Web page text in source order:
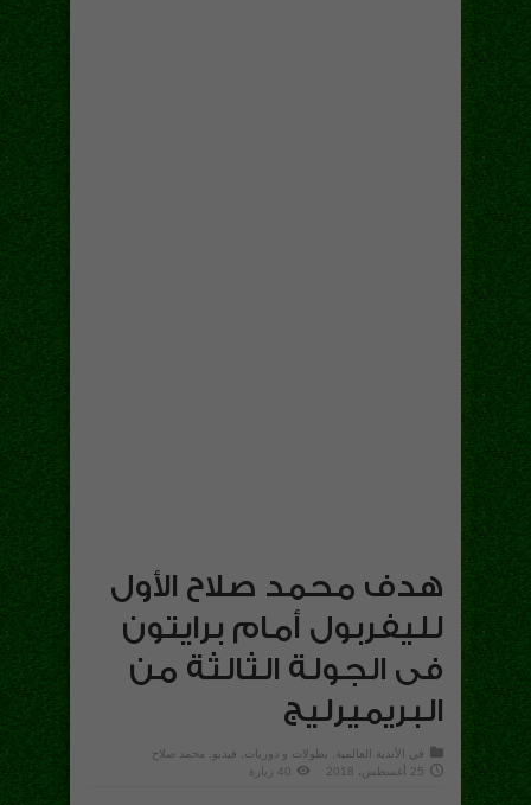
هدف محمد صلاح الأول
لليفربول أمام برايتون
فى الجولة الثالثة من
البريميرليج
في الأندية العالمية بطولات و دوريات فيديو , محمد صلاح
25 أغسطس، 2018
40 زيارة